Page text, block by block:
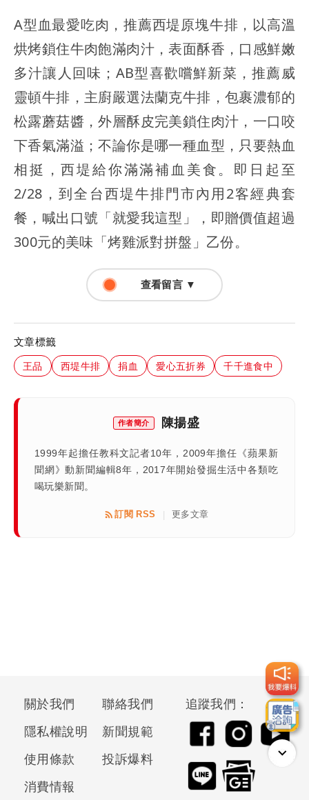
A型血最愛吃肉，推薦西堤原塊牛排，以高溫
烘烤鎖住牛肉飽滿肉汁，表面酥香，口感鮮嫩
多汁讓人回味；AB型喜歡嚐鮮新菜，推薦威
靈頓牛排，主廚嚴選法蘭克牛排，包裹濃郁的
松露蘑菇醬，外層酥皮完美鎖住肉汁，一口咬
下香氣滿溢；不論你是哪一種血型，只要熱血
相挺，西堤給你滿滿補血美食。即日起至
2/28，到全台西堤牛排門市內用2客經典套
餐，喊出口號「就愛我這型」，即贈價值超過
300元的美味「烤雞派對拼盤」乙份。
查看留言 ▼
文章標籤
王品 西堤牛排 捐血 愛心五折券 千千進食中
作者簡介 陳揚盛
1999年起擔任教科文記者10年，2009年擔任《蘋果新
聞網》動新聞編輯8年，2017年開始發掘生活中各類吃
喝玩樂新聞。
訂閱 RSS 更多文章
關於我們
聯絡我們
隱私權說明
新聞規範
使用條款
投訴爆料
消費情報
追蹤我們：